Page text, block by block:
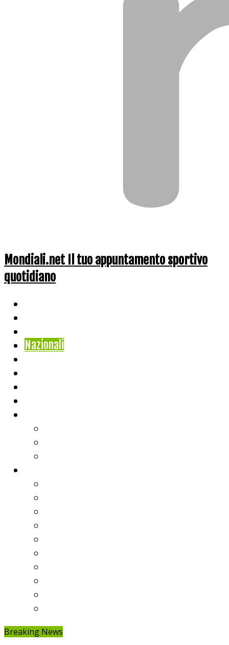
Mondiali.net Il tuo appuntamento sportivo
quotidiano
Nazionali
Breaking News